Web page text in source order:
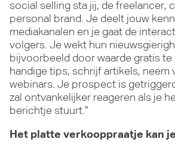
social selling sta jij, de freelancer,
personal brand. Je deelt jouw
mediakanalen en je gaat de
volgers. Je wekt hun
bijvoorbeeld door waarde gratis
handige tips, schrijf artikels, neem
webinars. Je prospect is
zal ontvankelijker reageren als je
berichtje stuurt.”
Het platte verkooppraatje kan